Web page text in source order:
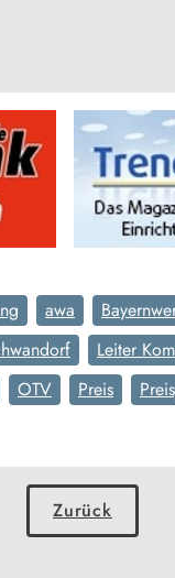
awa
Leiter
OTV Preis
Zurück